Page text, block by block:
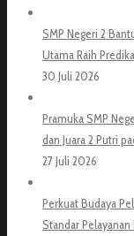
SMP Negeri 2
Utama Raih
30 Juli 2026
Pramuka SMP
dan Juara 2 Putri
27 Juli 2026
Perkuat Budaya
Standar